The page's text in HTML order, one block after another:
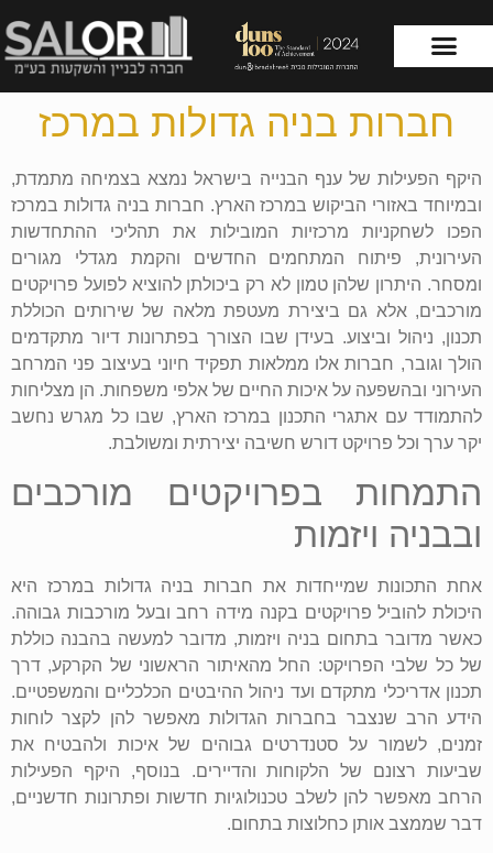
חברות בניה גדולות במרכז
היקף הפעילות של ענף הבנייה בישראל נמצא בצמיחה מתמדת,
ובמיוחד באזורי הביקוש במרכז הארץ. חברות בניה גדולות במרכז
הפכו לשחקניות מרכזיות המובילות את תהליכי ההתחדשות
העירונית, פיתוח המתחמים החדשים והקמת מגדלי מגורים
ומסחר. היתרון שלהן טמון לא רק ביכולתן להוציא לפועל פרויקטים
מורכבים, אלא גם ביצירת מעטפת מלאה של שירותים הכוללת
תכנון, ניהול וביצוע. בעידן שבו הצורך בפתרונות דיור מתקדמים
הולך וגובר, חברות אלו ממלאות תפקיד חיוני בעיצוב פני המרחב
העירוני ובהשפעה על איכות החיים של אלפי משפחות. הן מצליחות
להתמודד עם אתגרי התכנון במרכז הארץ, שבו כל מגרש נחשב
יקר ערך וכל פרויקט דורש חשיבה יצירתית ומשולבת.
התמחות בפרויקטים מורכבים
ובבניה ויזמות
אחת התכונות שמייחדות את חברות בניה גדולות במרכז היא
היכולת להוביל פרויקטים בקנה מידה רחב ובעל מורכבות גבוהה.
כאשר מדובר בתחום בניה ויזמות, מדובר למעשה בהבנה כוללת
של כל שלבי הפרויקט: החל מהאיתור הראשוני של הקרקע, דרך
תכנון אדריכלי מתקדם ועד ניהול ההיבטים הכלכליים והמשפטיים.
הידע הרב שנצבר בחברות הגדולות מאפשר להן לקצר לוחות
זמנים, לשמור על סטנדרטים גבוהים של איכות ולהבטיח את
שביעות רצונם של הלקוחות והדיירים. בנוסף, היקף הפעילות
הרחב מאפשר להן לשלב טכנולוגיות חדשות ופתרונות חדשניים,
דבר שממצב אותן כחלוצות בתחום.